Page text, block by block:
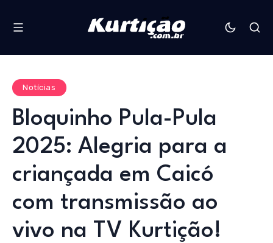
Notícias
Bloquinho Pula-Pula
2025: Alegria para a
criançada em Caicó
com transmissão ao
vivo na TV Kurtição!